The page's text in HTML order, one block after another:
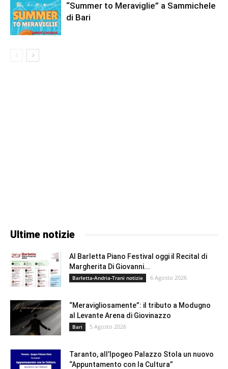
“Summer to Meraviglie” a Sammichele
di Bari
Ultime notizie
Al Barletta Piano Festival oggi il Recital di
Margherita Di Giovanni...
Barletta-Andria-Trani notizie 6 Agosto 2026
“Meravigliosamente”: il tributo a Modugno
al Levante Arena di Giovinazzo
Bari 5 Agosto 2026
Taranto, all’Ipogeo Palazzo Stola un nuovo
“Appuntamento con la Cultura”